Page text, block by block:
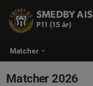
Matcher
SMEDBY AIS
P11 (15 år)
Matcher 2026